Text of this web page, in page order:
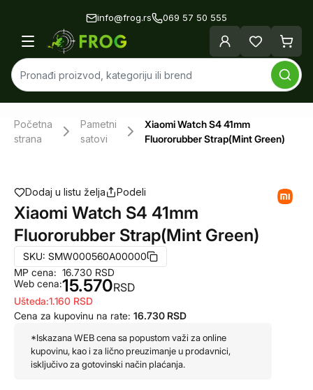
info@frog.rs 069 57 50 555
Početna
strana
Pametni
satovi
Xiaomi Watch S4 41mm
Fluororubber Strap(Mint Green)
Dodaj u listu želja Podeli
Xiaomi Watch S4 41mm
Fluororubber Strap(Mint Green)
SKU: SMW000560A00000
MP cena:
Web cena:
16.730 RSD
15.570RSD
Ušteda:1.160 RSD
Cena za kupovinu na rate: 16.730 RSD
*Iskazana WEB cena sa popustom važi za online
kupovinu, kao i za lično preuzimanje u prodavnici,
isključivo za gotovinski način plaćanja.